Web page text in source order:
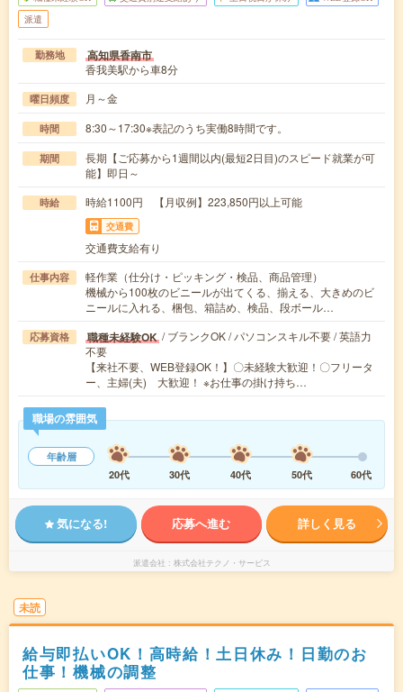
派遣
勤務地 高知県香南市
香我美駅から車8分
曜日頻度 月～金
時間 8:30～17:30※表記のうち実働8時間です。
期間
長期【ご応募から1週間以内(最短2日目)のスピード就業が可
能】即日～
時給 時給1100円 【月収例】223,850円以上可能
交通費
交通費支給有り
仕事内容
軽作業（仕分け・ピッキング・検品、商品管理）
機械から100枚のビニールが出てくる、揃える、大きめのビ
ニールに入れる、梱包、箱詰め、検品、段ボール…
応募資格 職種未経験OK / ブランクOK / パソコンスキル不要 / 英語力
不要
【来社不要、WEB登録OK！】〇未経験大歓迎！〇フリータ
ー、主婦(夫) 大歓迎！ ※お仕事の掛け持ち…
職場の雰囲気
年齢層
20代
30代 40代 50代 60代
気になる! 応募へ進む 詳しく見る
派遣会社 株式会社テクノ・サービス
未読
給与即払いOK！高時給！土日休み！日勤のお
仕事！機械の調整